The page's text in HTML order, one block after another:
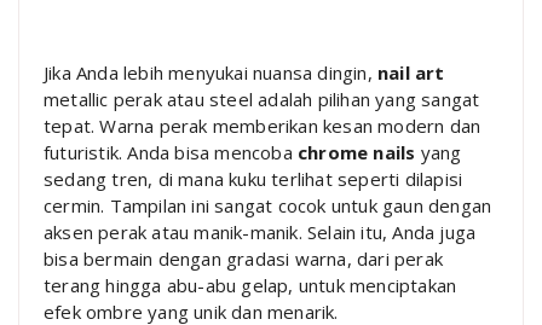
Jika Anda lebih menyukai nuansa dingin, nail art
metallic perak atau steel adalah pilihan yang sangat
tepat. Warna perak memberikan kesan modern dan
futuristik. Anda bisa mencoba chrome nails yang
sedang tren, di mana kuku terlihat seperti dilapisi
cermin. Tampilan ini sangat cocok untuk gaun dengan
aksen perak atau manik-manik. Selain itu, Anda juga
bisa bermain dengan gradasi warna, dari perak
terang hingga abu-abu gelap, untuk menciptakan
efek ombre yang unik dan menarik.